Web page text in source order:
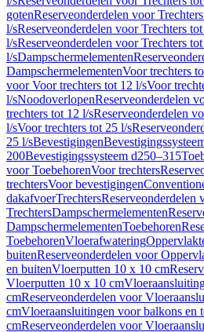
gotenReserveonderdelen voor
l/sReserveonderdelen voor Trechters
l/sReserveonderdelen voor Trechters
l/sDampschermelementen
DampschermelementenVoor trechters
voor Voor trechters tot 12 l/sVoor
l/sNoodoverlopenReserveonderdelen
trechters tot 12 l/sReserveonderdelen
l/sVoor trechters tot 25 l/s
25 l/sBevestigingen
200Bevestigingssysteem d250–315
voor ToebehorenVoor trechters
trechtersVoor bevestigingen
dakafvoerTrechtersReserveonderdelen
TrechtersDampschermelementen
DampschermelementenToebehoren
ToebehorenVloerafwatering
buitenReserveonderdelen voor
en buitenVloerputten 10 x 10 cm
Vloerputten 10 x 10 cm
cmReserveonderdelen voor
cmVloeraansluitingen voor balkons en
cmReserveonderdelen voor